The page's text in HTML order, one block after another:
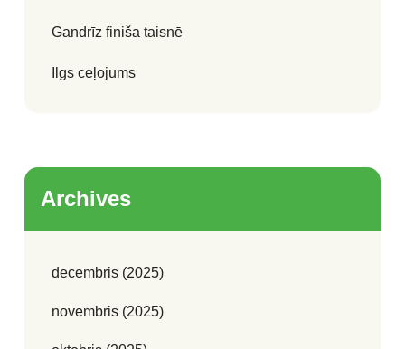
Gandrīz finiša taisnē
Ilgs ceļojums
Archives
decembris (2025)
novembris (2025)